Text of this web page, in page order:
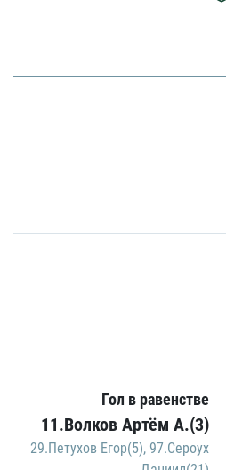
Гол в равенстве
11.Волков Артём А.(3)
29.Петухов Егор(5), 97.Сероух